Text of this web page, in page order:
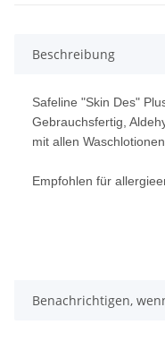
Beschreibung
Safeline "Skin Des"
Gebrauchsfertig,
mit allen Waschlotionen.
Empfohlen für
Benachrichtigen,